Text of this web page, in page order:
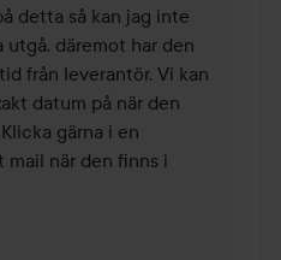
detta så kan jag inte
utgå, däremot har den
från leverantör. Vi kan
datum på när den
gärna i en
mail när den finns i